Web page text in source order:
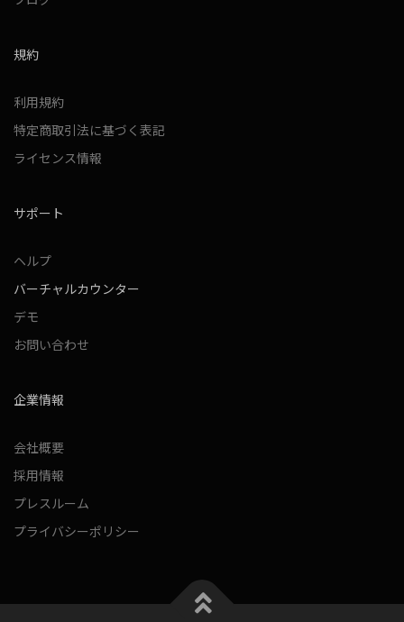
規約
利用規約
特定商取引法に基づく表記
ライセンス情報
サポート
ヘルプ
バーチャルカウンター
デモ
お問い合わせ
企業情報
会社概要
採用情報
プレスルーム
プライバシーポリシー